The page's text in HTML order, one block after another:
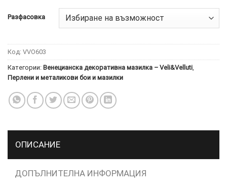
Разфасовка
Код: VVO603
Категории: Венецианска декоративна мазилка – Veli&Velluti
Перлени и металикови бои и мазилки
ОПИСАНИЕ
ДОПЪЛНИТЕЛНА ИНФОРМАЦИЯ
× ТОЗИ
САЙТ
ИЗПОЛЗВА
БИСКВИТКИ.
ИНФОРМАЦИЯ
МОЖЕТЕ
НАМЕРИТЕ
ТУК.